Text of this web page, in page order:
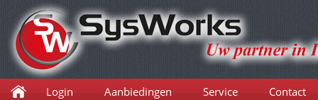
Login Aanbiedingen Service Contact